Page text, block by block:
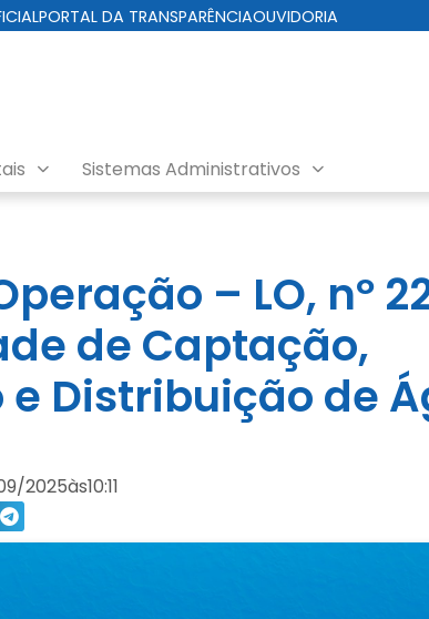
PORTAL DA TRANSPARÊNCIAOUVIDORIA
Sistemas Administrativos
– LO, nº
de Captação,
Distribuição de
2025às10:11